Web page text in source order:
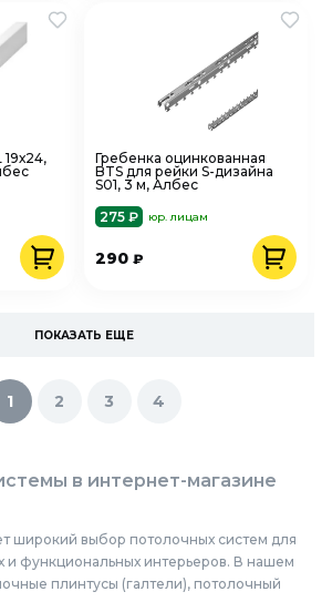
Гребенка оцинкованная
BTS для рейки S-дизайна
S01, 3 м, Албес
275 ₽
юр. лицам
290₽
ПОКАЗАТЬ ЕЩЕ
1 2 3 4
в интернет-магазине
широкий выбор потолочных систем для
и функциональных интерьеров. В нашем
плинтусы (галтели), потолочный